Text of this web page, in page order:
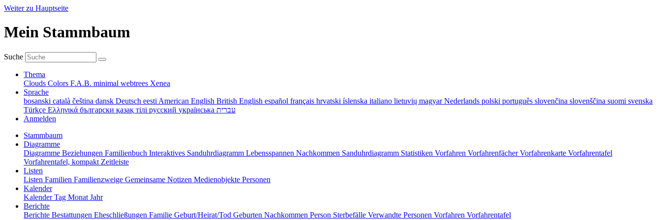
Weiter zu Hauptseite
Mein Stammbaum
Suche
Thema
Clouds Colors F.A.B. minimal webtrees Xenea
Sprache
bosanski català čeština dansk Deutsch eesti American English British English español français hrvatski íslenska italiano lietuvių magyarNederlands polski português slovenčina slovenščina suomi svenska
Türkçe Ελληνικά български қазақ тілі русский українська עברית
Anmelden
Stammbaum
Diagramme
Diagramme Beziehungen Familienbuch Interaktives Sanduhrdiagramm Lebensspannen Nachkommen Sanduhrdiagramm Statistiken Vorfahren VorfahrenfächerVorfahrenkarte Vorfahrentafel
Vorfahrentafel, kompakt Zeitleiste
Listen
Listen Familien Familienzweige Gemeinsame Notizen Medienobjekte Personen
Kalender
KalenderTag Monat Jahr
Berichte
Berichte Bestattungen Eheschließungen Familie Geburt/Heirat/Tod Geburten Nachkommen Person Sterbefälle Verwandte Personen Vorfahren Vorfahrentafel